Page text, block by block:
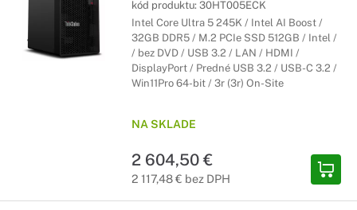
kód produktu: 30HT005ECK
Intel Core Ultra 5 245K / Intel AI Boost /
32GB DDR5 / M.2 PCIe SSD 512GB / Intel /
/ bez DVD / USB 3.2 / LAN / HDMI /
DisplayPort / Predné USB 3.2 / USB-C 3.2 /
Win11Pro 64-bit / 3r (3r) On-Site
NA SKLADE
2 604,50 €
2 117,48 € bez DPH